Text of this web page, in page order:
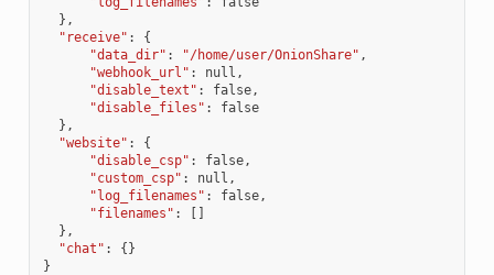
},
"receive" :
{
"data_dir" : "/home/user/OnionShare" ,
"webhook_url" : null ,
"disable_text" : false,
"disable_files" :
false
},
"website" :
{
"disable_csp" : false,
"custom_csp" : null ,
"log_filenames" : false,
"filenames" :
[]
},
"chat" :
{}
}